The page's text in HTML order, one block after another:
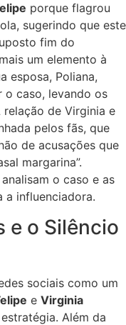
porque flagrou
sugerindo que este
fim do
um elemento à
esposa, Poliana,
o caso, levando os
de Virginia e
pelos fãs, que
de acusações que
margarina”.
o caso e as
a influenciadora.
e o Silêncio
sociais como um
e Virginia
Além da